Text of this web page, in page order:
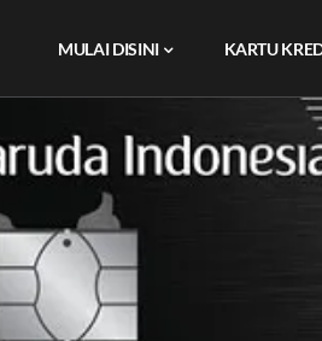
MULAI DISINI KARTU